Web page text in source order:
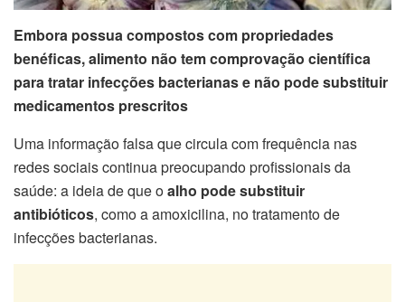
Embora possua compostos com propriedades
benéficas, alimento não tem comprovação científica
para tratar infecções bacterianas e não pode substituir
medicamentos prescritos
Uma informação falsa que circula com frequência nas
redes sociais continua preocupando profissionais da
saúde: a ideia de que oalho pode substituir
antibióticos, como a amoxicilina, no tratamento de
infecções bacterianas.